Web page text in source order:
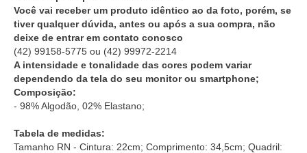
Você vai receber um produto idêntico ao da foto, porém, se
tiver qualquer dúvida, antes ou após a sua compra, não
deixe de entrar em contato conosco
(42) 99158-5775 ou (42) 99972-2214
A intensidade e tonalidade das cores podem variar
dependendo da tela do seu monitor ou smartphone;
Composição:
- 98% Algodão, 02% Elastano;
Tabela de medidas:
Tamanho RN - Cintura: 22cm; Comprimento: 34,5cm; Quadril: